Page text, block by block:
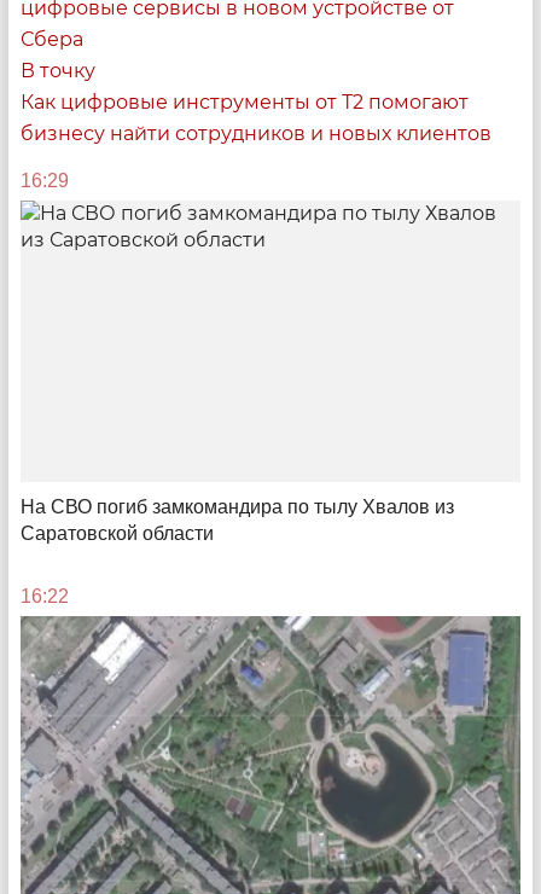
новый пляж и Саратов на купюре
14:33
08:00
В точку
Как цифровые инструменты от Т2 помогают бизнесу
цифровые сервисы в новом устройстве от
Сбера
В точку
Как цифровые инструменты от Т2 помогают
бизнесу найти сотрудников и новых клиентов
16:29
На СВО погиб замкомандира по тылу Хвалов из
Саратовской области
16:22